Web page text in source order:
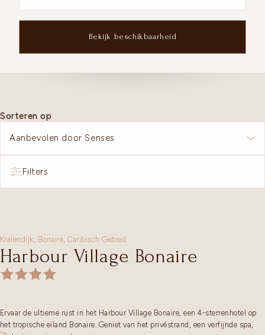
Bekijk beschikbaarheid
Sorteren op
Aanbevolen door Senses
Filters
Kralendijk, Bonaire,Caribisch Gebied
Harbour Village Bonaire
Ervaar de ultieme rust in het Harbour Village Bonaire, een 4-sterrenhotel op
het tropische eiland Bonaire. Geniet van het privéstrand, een verfijnde spa,